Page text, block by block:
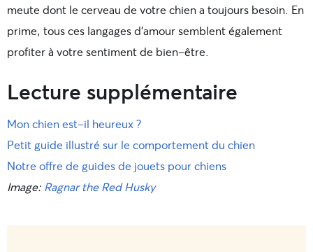
meute dont le cerveau de votre chien a toujours besoin. En
prime, tous ces langages d’amour semblent également
profiter à votre sentiment de bien-être.
Lecture supplémentaire
Mon chien est-il heureux ?
Petit guide illustré sur le comportement du chien
Notre offre de guides de jouets pour chiens
Image: Ragnar the Red Husky